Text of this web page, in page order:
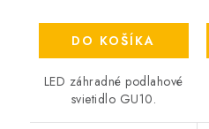
DO KOŠÍKA
LED záhradné podlahové
svietidlo GU10.